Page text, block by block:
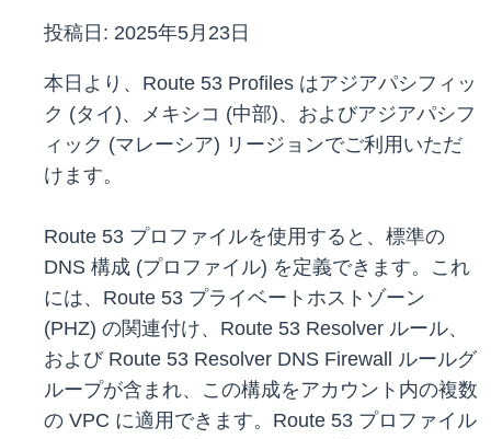
投稿日: 2025年5月23日
本日より、Route 53 Profiles はアジアパシフィッ
ク (タイ)、メキシコ (中部)、およびアジアパシフ
ィック (マレーシア) リージョンでご利用いただ
けます。
Route 53 プロファイルを使用すると、標準の
DNS 構成 (プロファイル) を定義できます。これ
には、Route 53 プライベートホストゾーン
(PHZ) の関連付け、Route 53 Resolver ルール、
および Route 53 Resolver DNS Firewall ルールグ
ループが含まれ、この構成をアカウント内の複数
の VPC に適用できます。Route 53 プロファイル